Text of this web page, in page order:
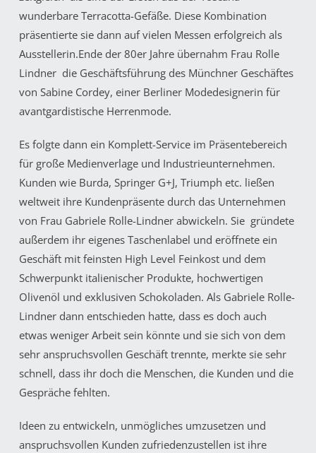
wunderbare Terracotta-Gefäße. Diese Kombination
präsentierte sie dann auf vielen Messen erfolgreich als
Ausstellerin.Ende der 80er Jahre übernahm Frau Rolle
Lindner die Geschäftsführung des Münchner Geschäftes
von Sabine Cordey, einer Berliner Modedesignerin für
avantgardistische Herrenmode.
Es folgte dann ein Komplett-Service im Präsentebereich
für große Medienverlage und Industrieunternehmen.
Kunden wie Burda, Springer G+J, Triumph etc. ließen
weltweit ihre Kundenpräsente durch das Unternehmen
von Frau Gabriele Rolle-Lindner abwickeln. Sie gründete
außerdem ihr eigenes Taschenlabel und eröffnete ein
Geschäft mit feinsten High Level Feinkost und dem
Schwerpunkt italienischer Produkte, hochwertigen
Olivenöl und exklusiven Schokoladen. Als Gabriele Rolle-
Lindner dann entschieden hatte, dass es doch auch
etwas weniger Arbeit sein könnte und sie sich von dem
sehr anspruchsvollen Geschäft trennte, merkte sie sehr
schnell, dass ihr doch die Menschen, die Kunden und die
Gespräche fehlten.
Ideen zu entwickeln, unmögliches umzusetzen und
anspruchsvollen Kunden zufriedenzustellen ist ihre